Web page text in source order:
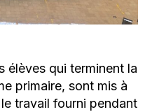
élèves qui terminent la
primaire, sont mis à
travail fourni pendant